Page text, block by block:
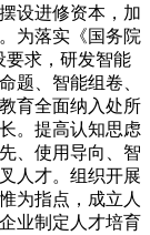
设进修资本，加
为落实《国务院
要求，研发智能
题、智能组卷、
育全面纳入处所
。提高认知思虑
、使用导向、智
人才。组织开展
为指点，成立人
业制定人才培育